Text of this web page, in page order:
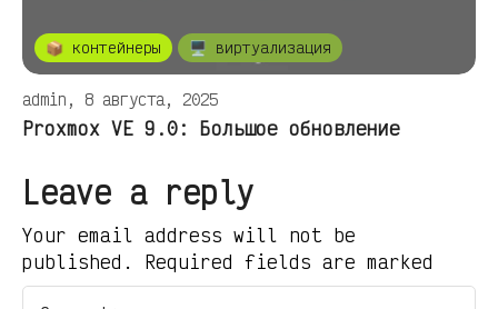
📦 контейнеры 🖥️ виртуализация
admin, 8 августа, 2025
Proxmox VE 9.0: Большое обновление
Leave a reply
Your email address will not be
published. Required fields are marked